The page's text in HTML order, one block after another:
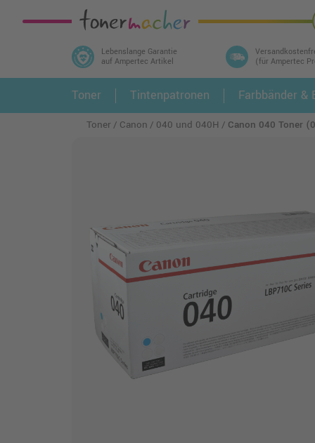
Lebenslange Garantie
auf Ampertec Artikel
(für Ampertec
In 3 einfachen Schritten ihr Druckermodell
und alle dazu passenden Artikel finden ➤ 1.
Toner Tintenpatronen Farbbänder &
Toner Canon 040 und 040H Canon 040 Toner